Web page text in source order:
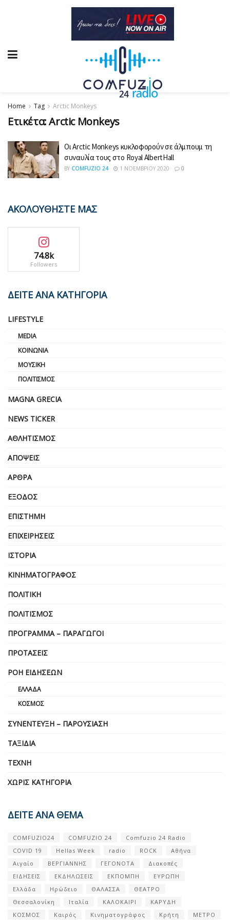
Home Tag Arctic Monkeys
Ετικέτα:Arctic Monkeys
Οι Arctic Monkeys κυκλοφορούν σε άλμπουμ τη
συναυλία τους στο Royal AlbertHall
BY COMFUZIO 24 1 ΝΟΕΜΒΡΊΟΥ 2020 0
ΑΚΟΛΟΥΘΗΣΤΕ ΜΑΣ
74.8k
Followers
ΔΕΙΤΕ ΑΝΑ ΚΑΤΗΓΟΡΙΑ
LIFESTYLE
MEDIA
ΚΟΙΝΩΝΊΑ
ΜΟΥΣΙΚΉ
ΠΟΛΙΤΙΣΜΌΣ
MAGNA GRECIA
NEWS TICKER
ΑΘΛΗΤΙΣΜΌΣ
ΑΠΌΨΕΙΣ
ΆΡΘΡΑ
ΈΞΟΔΟΣ
ΕΠΙΣΤΉΜΗ
ΕΠΙΧΕΙΡΗΣΕΙΣ
ΙΣΤΟΡΊΑ
ΚΙΝΗΜΑΤΟΓΡΆΦΟΣ
ΠΟΛΙΤΙΚΉ
ΠΟΛΙΤΙΣΜΌΣ
ΠΡΌΓΡΑΜΜΑ – ΠΑΡΑΓΩΓΟΊ
ΠΡΟΤΆΣΕΙΣ
ΡΟΉ ΕΙΔΉΣΕΩΝ
ΕΛΛΆΔΑ
ΚΌΣΜΟΣ
ΣΥΝΈΝΤΕΥΞΗ – ΠΑΡΟΥΣΊΑΣΗ
ΤΑΞΊΔΙΑ
ΤΈΧΝΗ
ΧΩΡΊΣ ΚΑΤΗΓΟΡΊΑ
ΔΕΙΤΕ ΑΝΑ ΘΕΜΑ
COMFUZIO24 COMFUZIO 24
Comfuzio 24 Radio
COVID 19
Hellas Week radio ROCK
Αθήνα
Αιγαίο
ΒΕΡΓΙΑΝΝΗΣ ΓΕΓΟΝΟΤΑ
Διακοπές
ΕΙΔΗΣΕΙΣ
ΕΚΔΗΛΩΣΕΙΣ ΕΚΠΟΜΠΗ
ΕΥΡΩΠΗ
Ελλάδα
Ηρώδειο ΘΑΛΑΣΣΑ
ΘΕΑΤΡΟ
Θεσσαλονίκη
Ιταλία ΚΑΛΟΚΑΙΡΙ
ΚΑΡΥΔΗ
ΚΟΣΜΟΣ
Καιρός Κινηματογράφος Κρήτη ΜΕΤΡΟ